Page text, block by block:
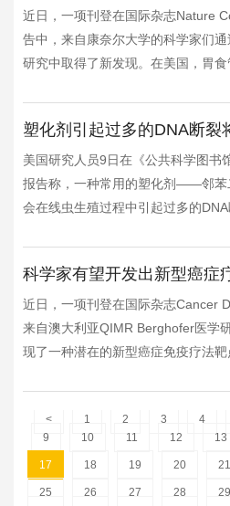
近日，一项刊登在国际杂志Nature
告中，来自康奈尔大学的科学家们
研究中取得了新发现。在美国，胃食
塑化剂引起过多的DNA断裂
美国研究人员9日在《公共科学图书
报告称，一种常用的塑化剂——邻苯
会在线虫生殖过程中引起过多的DNA
科学家有望开发出新型癌症
近日，一项刊登在国际杂志Cancer
来自澳大利亚QIMR Berghofer医学
现了一种潜在的新型癌症免疫疗法靶
< 1 2 3 4
9
10 11 12 13
17 18 19 20 21
25 26 27 28 29